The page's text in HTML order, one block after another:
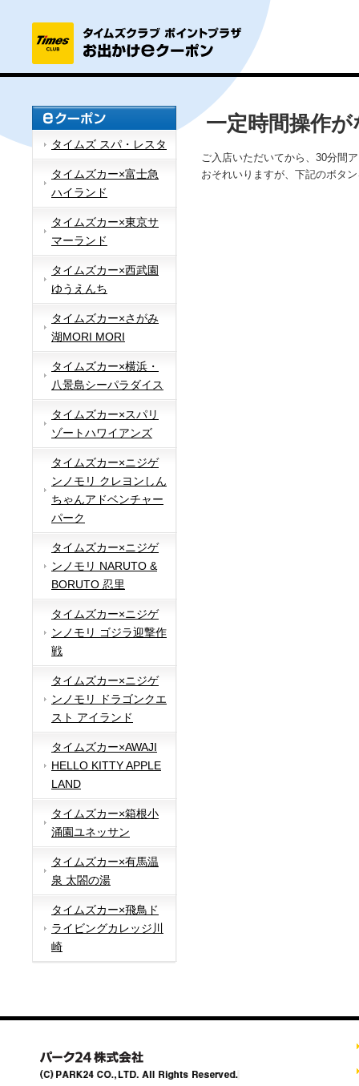
タイムズ スパ・レスタ
タイムズカー×富士急
ハイランド
タイムズカー×東京サ
マーランド
タイムズカー×西武園
ゆうえんち
タイムズカー×さがみ
湖MORI MORI
タイムズカー×横浜・
八景島シーパラダイス
タイムズカー×スパリ
ゾートハワイアンズ
タイムズカー×ニジゲ
ンノモリ クレヨンしん
ちゃんアドベンチャー
パーク
タイムズカー×ニジゲ
ンノモリ NARUTO &
BORUTO 忍里
タイムズカー×ニジゲ
ンノモリ ゴジラ迎撃作
戦
タイムズカー×ニジゲ
ンノモリ ドラゴンクエ
スト アイランド
タイムズカー×AWAJI
HELLO KITTY APPLE
LAND
タイムズカー×箱根小
涌園ユネッサン
タイムズカー×有馬温
泉 太閤の湯
タイムズカー×飛鳥ド
ライビングカレッジ川
崎
一定時間操作
ご入店いただいてから、30分間
おそれいりますが、下記のボタ